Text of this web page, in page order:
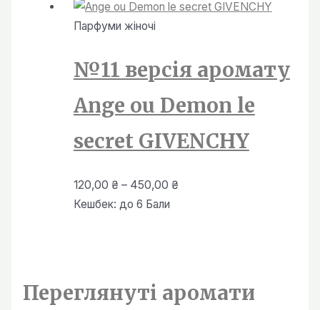
до
Парфуми жiночi
№11 версія аромату
Ange ou Demon le
secret GIVENCHY
120,00 ₴ – 450,00 ₴Діапазон
Кешбек: до 6 Бали
Переглянутi аромати